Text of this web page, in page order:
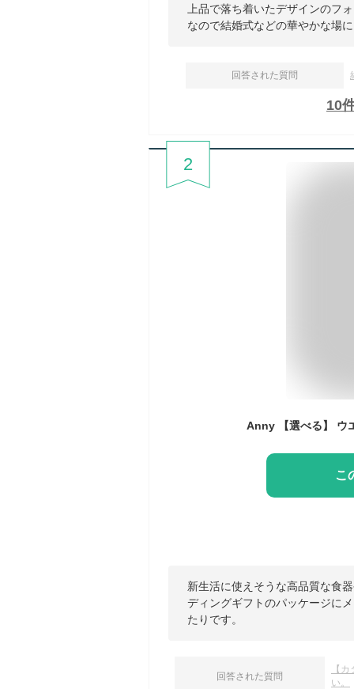
上品で落ち着いたデザインのフ
なので結婚式などの華やかな場
回答された質問
10
2
こ
新生活に使えそうな高品質な食
ディングギフトのパッケージに
たりです。
回答された質問
【
い。